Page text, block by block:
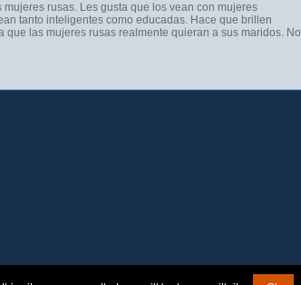
rusas. Les gusta que los vean con mujeres
tanto inteligentes como educadas. Hace que brillen
las mujeres rusas realmente quieran a sus maridos. No